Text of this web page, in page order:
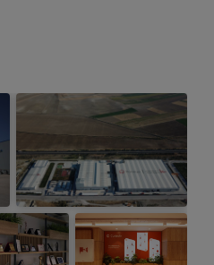
koşullarına bağlı olarak
geliştiren Kontrolmatik,
markası olma hedefine emin
kontrol eder!” mottosuyla
350'den fazla referans
yüzde 60'ından fazlası
çalışanıyla dünyanın en
konumunda bulunuyor. Enerji
araç paylaşım